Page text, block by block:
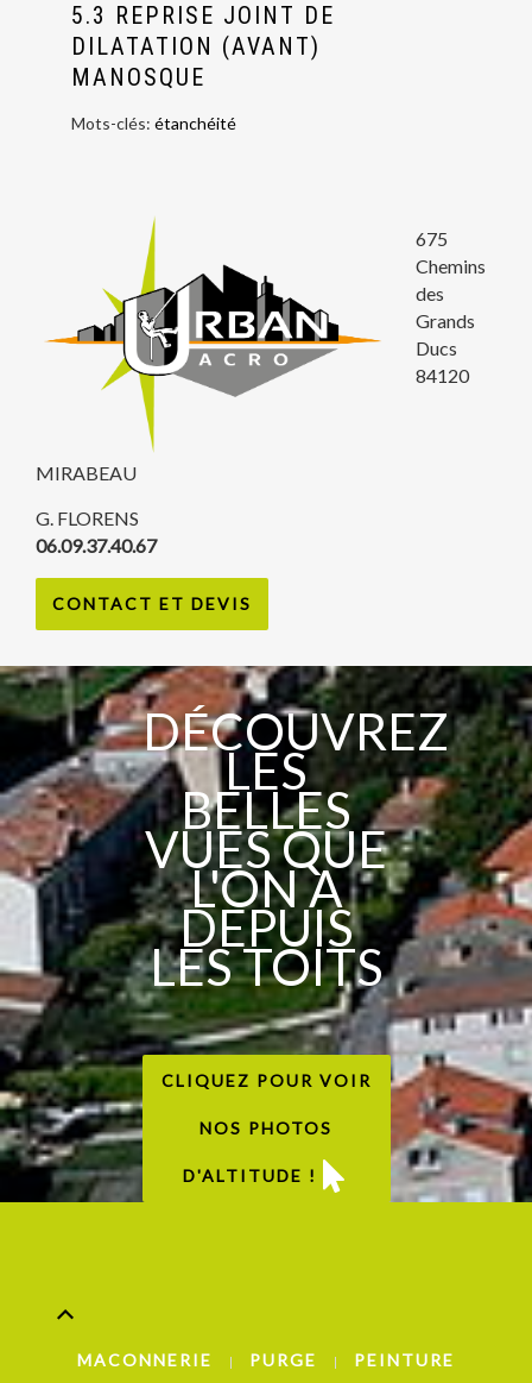
5.3 REPRISE JOINT DE
DILATATION (AVANT)
MANOSQUE
Mots-clés: étanchéité
675
Chemins
des
Grands
Ducs
84120
MIRABEAU
G. FLORENS
06.09.37.40.67
CONTACT ET DEVIS
DÉCOUVREZ
LES
BELLES
VUES QUE
L'ON A
DEPUIS
LES TOITS
CLIQUEZ POUR VOIR
NOS PHOTOS
D'ALTITUDE !
MACONNERIE PURGE PEINTURE